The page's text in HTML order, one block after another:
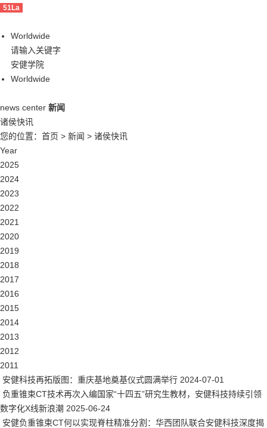
51La
Worldwide
安健学院
Worldwide
news center 新闻
诸侯快讯
您的位置： 首页 > 新闻 > 诸侯快讯
Year
2025
2024
2023
2022
2021
2020
2019
2018
2017
2016
2015
2014
2013
2012
2011
安健科技再拓版图：重庆基地奠基仪式圆满举行 2024-07-01
负重锥束CT技术再次入编国家“十四五”研究生教材，安健科技持续引领
数字化X线新浪潮 2025-06-24
安健负重锥束CT何以实现脊柱精准分割：华西团队联合安健科技深度揭